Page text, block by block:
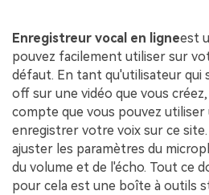
Enregistreur vocal en ligneest
pouvez facilement utiliser sur
défaut. En tant qu'utilisateur qui
off sur une vidéo que vous
compte que vous pouvez
enregistrer votre voix sur ce
ajuster les paramètres du
du volume et de l'écho. Tout ce
pour cela est une boîte à outils